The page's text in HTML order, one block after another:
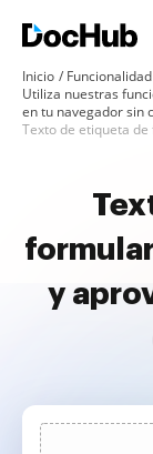
Inicio
Funcionalidad
Utiliza nuestras
en tu navegador sin
Texto de etiqueta
y